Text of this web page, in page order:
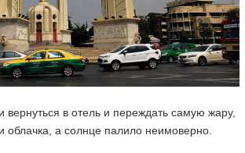
в отель и переждать самую жару,
облачка, а солнце палило неимоверно.